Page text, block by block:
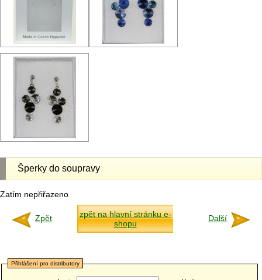
Šperky do soupravy
Zatím nepřiřazeno
Zpět
zpět na hlavní stránku e-
shopu
Další
Přihlášení pro distributory